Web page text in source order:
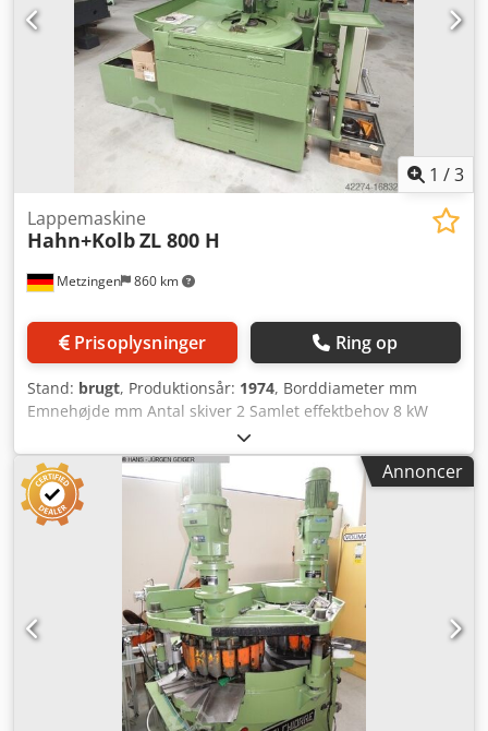
1 /3
Metzingen 860 km
Lappemaskine
Hahn+KolbZL 800 H
Prisoplysninger Ring op
Stand: brugt, Produktionsår: 1974, Borddiameter mm
Emnehøjde mm Antal skiver 2 Samlet effektbehov 8 kW
Maskinens vægt ca. 4,2 t Pladsbehov ca. m T I L B U D Vi
kan tilbyde Dem fra lager, med forbehold for fejl og
mellemsalg, uforbindende: HAHN & KOLB dobbelt-sidet
lappe- og fin-slibemaskine Type ZL 800 H Byggeår ca. 1974
240 024 _____ Mulig lappe-/slibeskive-Ø 755 - 810 mm Mulig
ringbredde 200 - 265 mm Aktuelt monteret skivediameter /
ringbredde 790 / 245 mm Dcsdjub Alzjpfx Andok Maks.
emnetransportskive-Ø ca. 306 mm Maks. afstand mellem
støbejernslappeskiver 125 mm Maks. afstand mellem
finslibeskiver 83/78 mm Maks. afstand mellem
optageflanger 260 mm Lappeskive-omdrejningstal øvre 30 /
42 / 60 / 84 omdr./min Lappeskive-omdrejningstal nedre 30
/ 42 / 60 / 84 omdr./min Emnetransportskive midterdrift 28
Annoncer